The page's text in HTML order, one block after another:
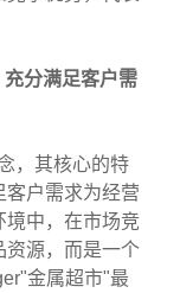
分满足客户需
，其核心的特
客户需求为经营
境中，在市场竞
资源，而是一个
金属超市"最